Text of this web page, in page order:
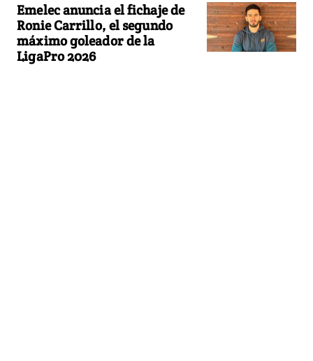
Emelec anuncia el fichaje de
Ronie Carrillo, el segundo
máximo goleador de la
LigaPro 2026